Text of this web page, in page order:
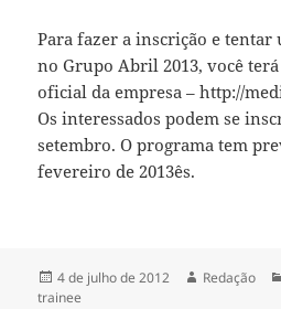
Para fazer a inscrição e tentar
no Grupo Abril 2013, você terá
oficial da empresa – http://
Os interessados podem se
setembro. O programa tem
fevereiro de 2013ês.
Publicado
em
4 de julho de 2012 Autor
Redação
trainee